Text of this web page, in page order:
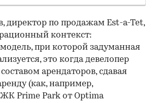
директор по продажам Est-a-Tet,
контекст:
при которой задуманная
это когда девелопер
арендаторов, сдавая
(как, например,
Prime Park от Optima